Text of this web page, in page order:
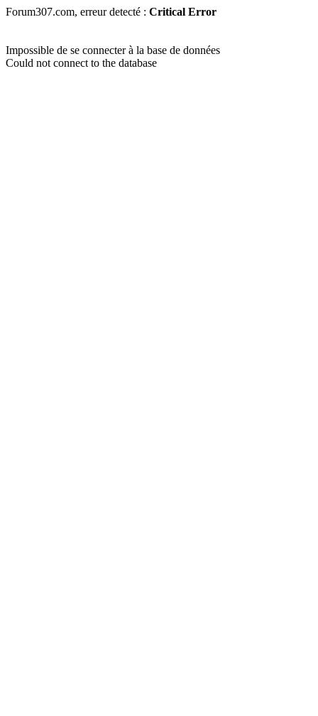
Forum307.com, erreur detecté : Critical Error
Impossible de se connecter à la base de données
Could not connect to the database